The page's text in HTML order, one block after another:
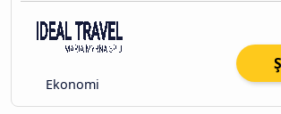
Ekonomi